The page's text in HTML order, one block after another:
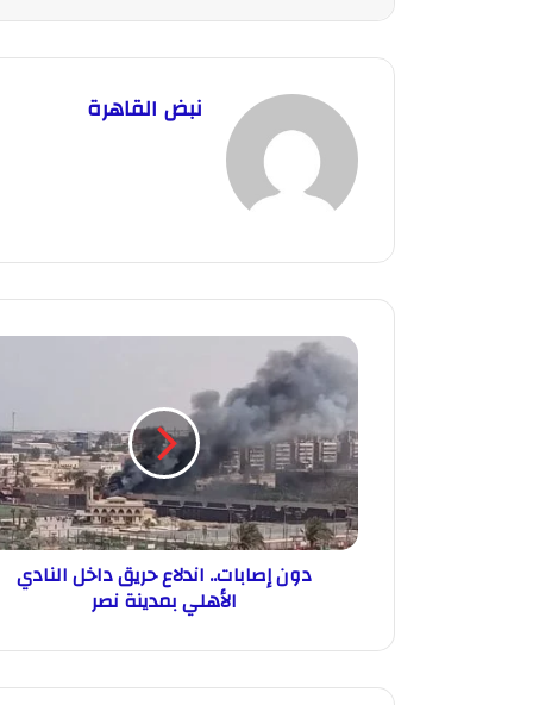
نبض القاهرة
دون إصابات.. اندلاع حريق داخل النادي
الأهلي بمدينة نصر